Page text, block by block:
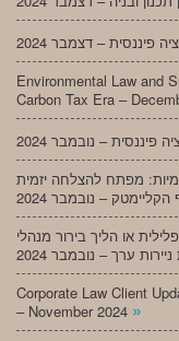
Environmental Law and
Carbon Tax Era –
מפתח להצלחה יזמית
או הליך בירור מנהלי
Corporate Law Client
– November 2024 »